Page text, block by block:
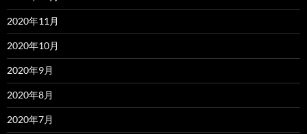
2020年11月
2020年10月
2020年9月
2020年8月
2020年7月